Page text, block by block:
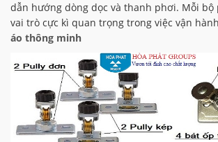
dẫn hướng dòng dọc và thanh phơi. Mỗi bộ
vai trò cực kì quan trọng trong việc vận hành
áo thông minh